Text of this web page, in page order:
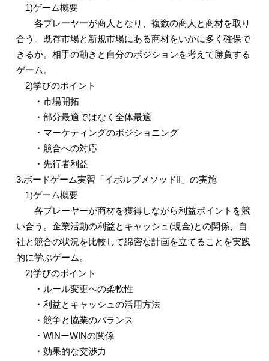
1)ゲーム概要
各プレーヤーが商人となり、複数の商人と商材を取り
合う。既存市場と新規市場にある商材をいかに多く確保で
きるか。相手の動きと自分のポジションを考えて勝負する
ゲーム。
2)学びのポイント
・市場開拓
・部分最適ではなく全体最適
・マーケティングのポジショニング
・競合への対応
・先行者利益
3.ボードゲーム実習「イボルブメソッドⅡ 」の実施
1)ゲーム概要
各プレーヤーが商材を獲得しながら利益ポイントを競
い合う。企業活動の利益とキャッシュ (現金)との関係、自
社と競合の状況を比較して綿密な計画を立てることを実践
的に学ぶゲーム。
2)学びのポイント
・ルール変更への柔軟性
・利益とキャッシュの活用方法
・競争と協業のバランス
・ WINーWINの関係
・効果的な交渉力